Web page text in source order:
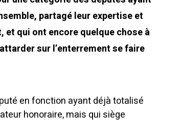
partagé leur expertise et
et qui ont encore quelque chose à
sur l’enterrement se faire
en fonction ayant déjà totalisé
honoraire, mais qui siège